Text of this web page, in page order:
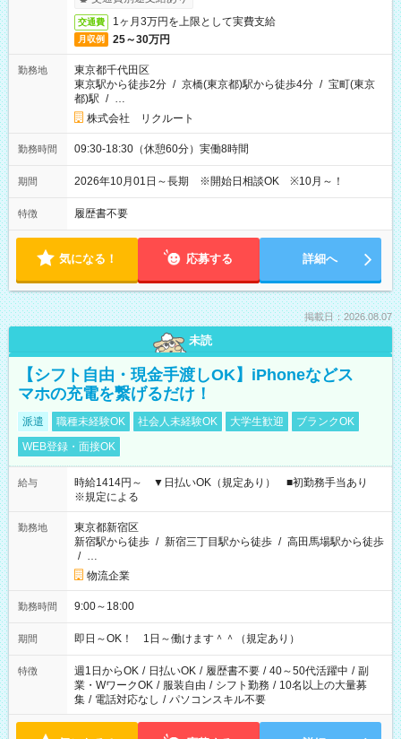
交通費 1ヶ月3万円を上限として実費支給
月収例 25～30万円
勤務地
東京都千代田区
東京駅から徒歩2分 / 京橋(東京都)駅から徒歩4分 / 宝町(東京
都)駅 / …
株式会社 リクルート
勤務時間 09:30-18:30（休憩60分）実働8時間
期間 2026年10月01日～長期 ※開始日相談OK ※10月～！
特徴 履歴書不要
気になる！ 応募する 詳細へ
掲載日：2026.08.07
未読
【シフト自由・現金手渡しOK】iPhoneなどス
マホの充電を繋げるだけ！
派遣 職種未経験OK 社会人未経験OK 大学生歓迎
ブランクOK
WEB登録・面接OK
給与
時給1414円～ ▼日払いOK（規定あり） ■初勤務手当あり
※規定による
勤務地
東京都新宿区
新宿駅から徒歩 / 新宿三丁目駅から徒歩 / 高田馬場駅から徒歩
/ …
物流企業
勤務時間 9:00～18:00
期間 即日～OK！ 1日～働けます＾＾（規定あり）
特徴 週1日からOK / 日払いOK / 履歴書不要 / 40～50代活躍中 / 副
業・WワークOK / 服装自由 / シフト勤務 / 10名以上の大量募
集 / 電話対応なし / パソコンスキル不要